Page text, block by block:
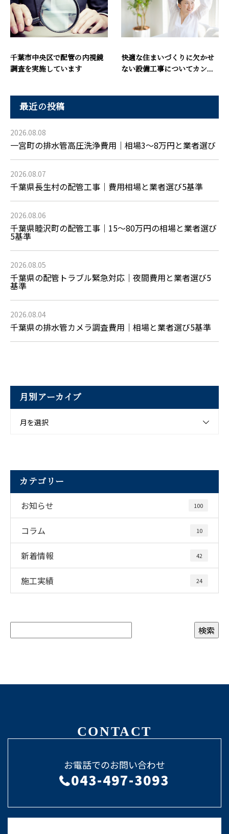
千葉市中央区で配管の内視鏡
調査を実施しています
快適な住まいづくりに欠かせ
ない設備工事についてカン...
最近の投稿
2026.08.08
一宮町の排水管高圧洗浄費用｜相場3〜8万円と業者選び
2026.08.07
千葉県長生村の配管工事｜費用相場と業者選び5基準
2026.08.06
千葉県睦沢町の配管工事｜15〜80万円の相場と業者選び
5基準
2026.08.05
千葉県の配管トラブル緊急対応｜夜間費用と業者選び5
基準
2026.08.04
千葉県の排水管カメラ調査費用｜相場と業者選び5基準
月別アーカイブ
月を選択
カテゴリー
お知らせ 100
コラム 10
新着情報 42
施工実績 24
CONTACT
お電話でのお問い合わせ
043-497-3093